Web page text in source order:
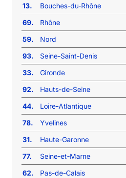
13.
Bouches-du-Rhône
69.
Rhône
59.
Nord
93.
Seine-Saint-Denis
33.
Gironde
92.
Hauts-de-Seine
44.
Loire-Atlantique
78.
Yvelines
31.
Haute-Garonne
77.
Seine-et-Marne
62.
Pas-de-Calais